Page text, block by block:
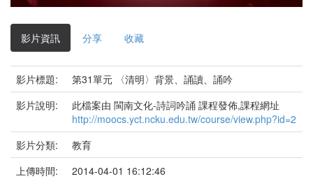
影片資訊 分享 收藏
影片標題:
第31單元 〈清明〉背景、誦讀、誦吟
影片說明:
此檔案由 閩南文化-詩詞吟誦 課程發佈,課程網址
http://moocs.yct.ncku.edu.tw/course/view.php?id=2
影片分類:
教育
上傳時間:
2014-04-01 16:12:46